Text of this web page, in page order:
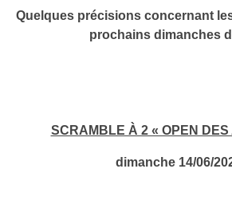
Quelques précisions concernant
prochains dimanches
SCRAMBLE À 2 « OPEN
dimanche 14/06/